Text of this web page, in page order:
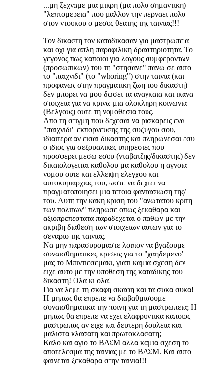
...μη ξεχναμε μια μικρη (μα πολυ σημαντικη)
"λεπτομερεια" που μαλλον την περναει πολυ
στον ντουκου ο μεσος θεατης της ταινιας!!!
Τον δικαστη τον καταδικασαν για μαστρωπεια
και οχι για απλη παραφιλικη δραστηριοτητα. Το
γεγονος πως καποιοι για λογους συμφεροντων
(προσωπικων) του τη "στησανε" πανω σε αυτο
το "παιχνιδι" (το "whoring") στην ταινια (και
προφανως στην πραγματικη ζωη του δικαστη)
δεν μπορει να μου δωσει τα αναγκαια και ικανα
στοιχεια για να κρινω μια ολοκληρη κοινωνια
(Βελγους) ουτε τη νομοθεσια τους.
Απο τη στιγμη που δεχεσαι να ρισκαρεις ενα
"παιχνιδι" εκπορνευσης της συζυγου σου,
ιδιαιτερα αν εισαι δικαστης και πληρωνεσαι εσυ
ο ιδιος για σεξουαλικες υπηρεσιες που
προσφερει μεσω εσου (νταβατζης/δικαστης) δεν
δικαιολογειται καθολου μα καθολου η αγνοια
νομου ουτε και ελλειψη ελεγχου και
αυτοκυριαρχιας του, ωστε να δεχτει να
πραγματοποιησει μια τετοια φαντασιωση της/
του. Αυτη την κακη κριση του "ανωτατου κριτη
των πολιτων" πληρωσε οπως ξεκαθαρα και
αξιοπρεπεστατα παραδεχεται ο παθων με την
ακριβη διαθεση των στοιχειων αυτων για το
σεναριο της ταινιας.
Να μην παρασυρομαστε λοιπον να βγαζουμε
συναισθηματικες κρισεις για το "χαηδεμενο"
μας το Μπιντιεσεμακι, γιατι καμια σχεση δεν
ειχε αυτο με την υποθεση της καταδικης του
δικαστη! Ολα κι ολα!
Για να λεμε τη σκαφη σκαφη και τα συκα συκα!
Η μηπως θα επρεπε να διαβαθμισουμε
συναισθηματικα την ποινη για τη μαστρωπεια; Η
μηπως θα επρεπε να εχει ελαφρυντικα καποιος
μαστρωπος αν ειχε και δευτερη δουλεια και
μαλιστα κλασατη και πρωτοκλασατη;
Καλο και αγιο το ΒΔΣΜ αλλα καμια σχεση το
αποτελεσμα της ταινιας με το ΒΔΣΜ. Και αυτο
φαινεται ξεκαθαρα στην ταινια!!!